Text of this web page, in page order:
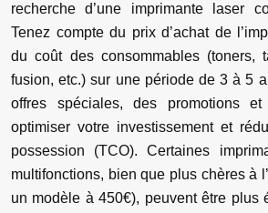
recherche d’une imprimante laser
Tenez compte du prix d’achat de
du coût des consommables (toners,
fusion, etc.) sur une période de 3 à 5
offres spéciales, des promotions
optimiser votre investissement et
possession (TCO). Certaines
multifonctions, bien que plus chères à
un modèle à 450€), peuvent être plus